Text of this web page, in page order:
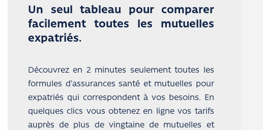
Un seul tableau pour comparer
facilement toutes les mutuelles
expatriés.
Découvrez en 2 minutes seulement toutes les
formules d’assurances santé et mutuelles pour
expatriés qui correspondent à vos besoins. En
quelques clics vous obtenez en ligne vos tarifs
auprès de plus de vingtaine de mutuelles et